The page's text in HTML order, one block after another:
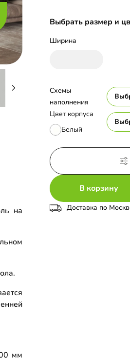
Выбрать размер и
Ширина
Цвет корпуса
Белый
Схемы
наполнения
В корзину
Доставка по
на
мм